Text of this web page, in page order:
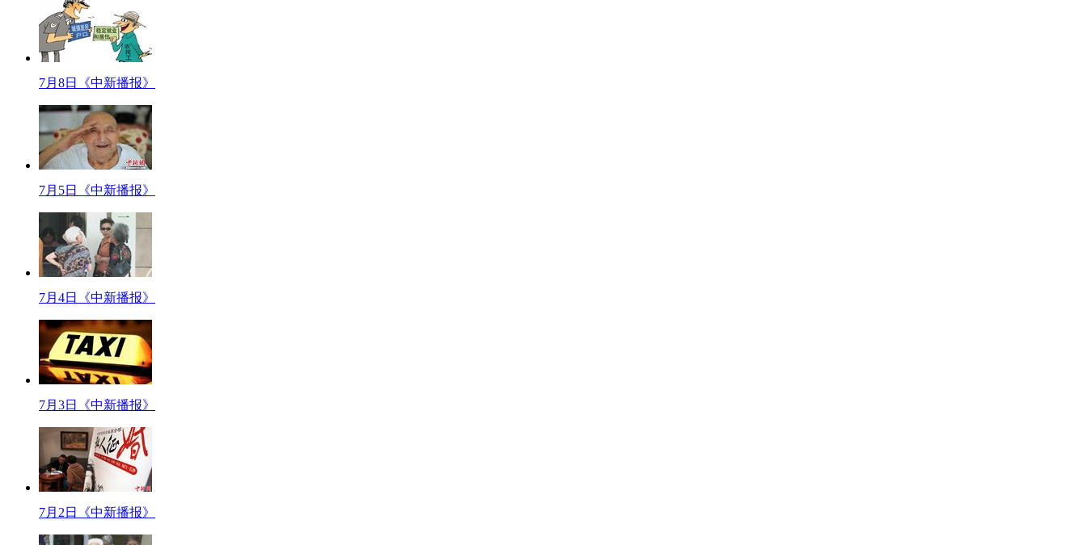
【解说】南京航空烈士公墓，最早建于1932年，记载“一•二八”淞沪抗战至1945年9月间牺牲的3500名烈士的英名以及生平业绩。7月9日，记者在烈士陵园看到，园内墓碑有不同程度的损伤，墓碑本身风化严重。
【同期】南京航空烈士纪念馆 馆长
经费非常紧张
现在我们想方设法
哪怕经费再紧张
全部把它弄好
【解说】南京航空烈士纪念馆大门入口处的立柱背面刻有蒋介石题写的“精忠报国”四个字，拾阶而上，就能看到有张爱萍将军手书的“抗日航空烈士纪念碑”九个大字，在纪念碑的下方有四组浮雕，表现了中、美、苏空军将士奋勇杀敌的动人场
而现在墓碑在阳光的照耀下，可看到多处不同程度的损坏。南京航空烈士公墓管路处的工作人员称，由于酸雨的原因，陵园内的墓碑已经腐蚀不堪。记者在现场看到，在一块刚刚换上不久的墓碑前，边缝裸露白色状的固体胶，对于这种方法能
否固定住墓碑，该馆长不否认存在隐患。
【同期声】南京航空烈士纪念馆 馆长
下雨了 水很多
【口播】南京航空烈士墓的状况令人担忧，不过最近也有一个好消息，202位中国远征军将士灵位魂归湖南衡阳。
标题：202位远征军将士灵位魂归湖南衡阳
【解说】7月7日，中国远征军在仁安羌大捷中阵亡的202位将士灵位被送到湖南衡阳南岳忠烈祠安放。来自社会各界的数百余人自发前来观礼，缅怀抗日阵亡将士。
仁安羌大捷是第二次世界大战亚洲战场的一场著名战役。1942年,中国远征军新38师113团在缅甸仁安羌,以不足一团的兵力,击溃日军精锐,解救出英军、美传教士及记者7500余人,此战被誉为“东方敦刻尔克大撤退”。南岳忠烈祠是当年抗战时期国
民政府为纪念国民党抗日阵亡将士建造的大规模烈士祠墓陵园，抗日阵亡将士总神位就供奉在忠烈祠内。
仁安羌大捷时，时任113团的团长名叫刘放吾，其子刘伟民在接受记者采访时表示，由于仁安羌大捷的阵亡将士大多是湖南人，将灵位安放在忠烈祠可谓叶落归根。
【同期】刘放吾团长之子 刘伟民
今天从仁安羌到重庆现在回到了衡阳的忠烈祠 他们能够在这个地方长眠安息 这是我父亲一生的心愿 我想他的在天之灵一定感到非常非常的安慰
7月8日《中新播报》
7月5日《中新播报》
7月4日《中新播报》
7月3日《中新播报》
7月2日《中新播报》